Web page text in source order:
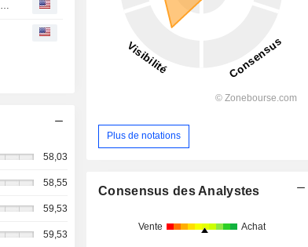
58,03
58,55
59,53
59,53
Plus de notations
Consensus des Analystes
Vente Achat